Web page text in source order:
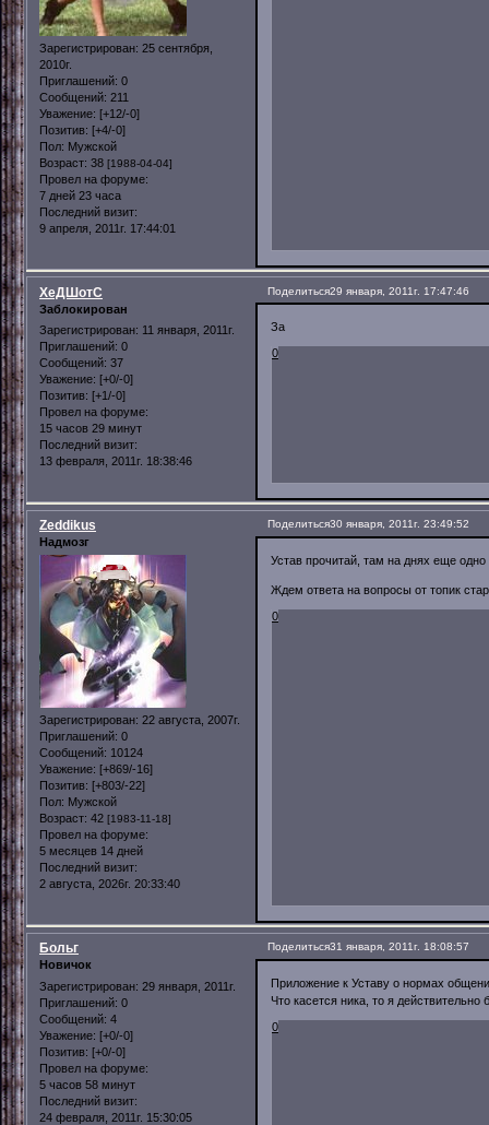
Зарегистрирован: 25 сентября,
2010г.
Приглашений: 0
Сообщений: 211
Уважение: [+12/-0]
Позитив: [+4/-0]
Пол: Мужской
Возраст: 38 [1988-04-04]
Провел на форуме:
7 дней 23 часа
Последний визит:
9 апреля, 2011г. 17:44:01
Поделиться29 января, 2011г. 17:47:46
ХеДШотС
Заблокирован
Зарегистрирован: 11 января, 2011г.
Приглашений: 0
Сообщений: 37
Уважение: [+0/-0]
Позитив: [+1/-0]
Провел на форуме:
15 часов 29 минут
Последний визит:
13 февраля, 2011г. 18:38:46
За
0
Поделиться30 января, 2011г. 23:49:52
Zeddikus
Надмозг
Зарегистрирован: 22 августа, 2007г.
Приглашений: 0
Сообщений: 10124
Уважение: [+869/-16]
Позитив: [+803/-22]
Пол: Мужской
Возраст: 42 [1983-11-18]
Провел на форуме:
5 месяцев 14 дней
Последний визит:
2 августа, 2026г. 20:33:40
Устав прочитай, там на днях еще
Ждем ответа на вопросы от топик
0
Поделиться31 января, 2011г. 18:08:57
Больг
Новичок
Зарегистрирован: 29 января, 2011г.
Приглашений: 0
Сообщений: 4
Уважение: [+0/-0]
Позитив: [+0/-0]
Провел на форуме:
5 часов 58 минут
Последний визит:
24 февраля, 2011г. 15:30:05
Приложение к Уставу о нормах
Что касется ника, то я
0